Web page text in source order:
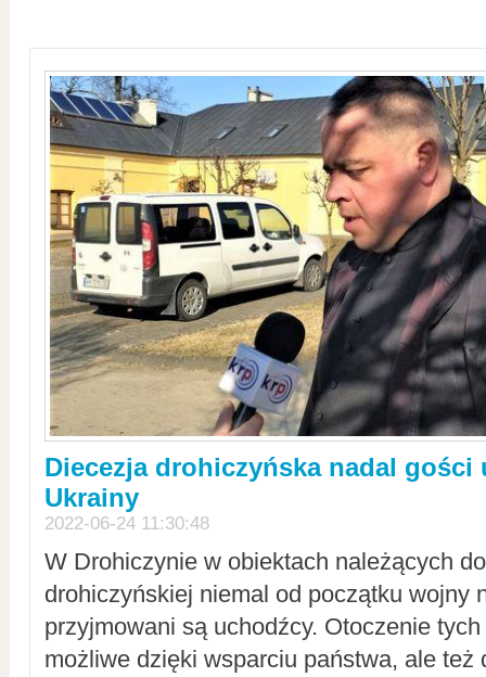
Diecezja drohiczyńska nadal gości
Ukrainy
2022-06-24 11:30:48
W Drohiczynie w obiektach należących
drohiczyńskiej niemal od początku wojny
przyjmowani są uchodźcy. Otoczenie
możliwe dzięki wsparciu państwa, ale też